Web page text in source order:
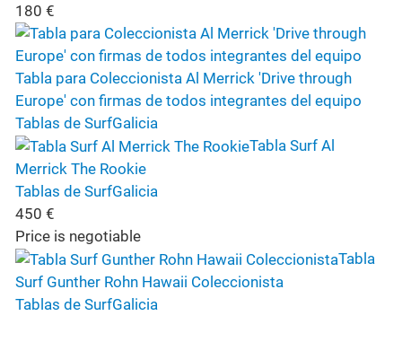
180 €
Tabla para Coleccionista Al Merrick 'Drive through
Europe' con firmas de todos integrantes del equipo
Tablas de SurfGalicia
Tabla Surf Al
Merrick The Rookie
Tablas de SurfGalicia
450 €
Price is negotiable
Tabla
Surf Gunther Rohn Hawaii Coleccionista
Tablas de SurfGalicia